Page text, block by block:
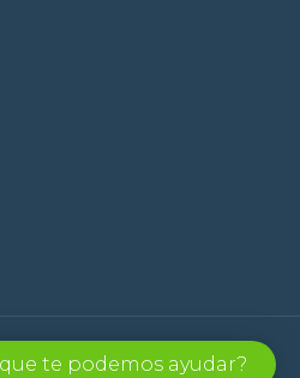
All Rights Reserved
te podemos ayudar?